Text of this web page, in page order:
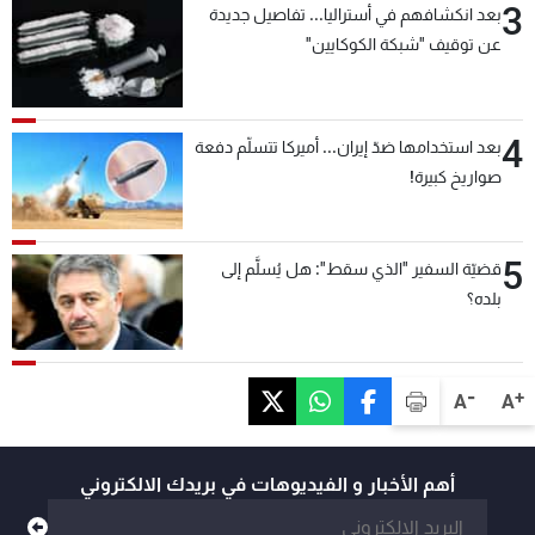
A+
A-
3بعد انكشافهم في أستراليا... تفاصيل جديدة
عن توقيف "شبكة الكوكايين"
4بعد استخدامها ضدّ إيران... أميركا تتسلّم دفعة
صواريخ كبيرة!
5قضيّة السفير "الذي سقط": هل يُسلَّم إلى
بلده؟
أهم الأخبار و الفيديوهات في بريدك الالكتروني